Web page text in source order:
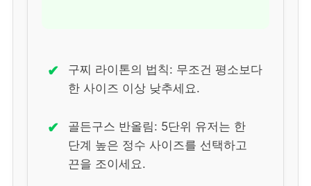
✔
구찌 라이톤의 법칙: 무조건 평소보다
한 사이즈 이상 낮추세요.
✔
골든구스 반올림: 5단위 유저는 한
단계 높은 정수 사이즈를 선택하고
끈을 조이세요.